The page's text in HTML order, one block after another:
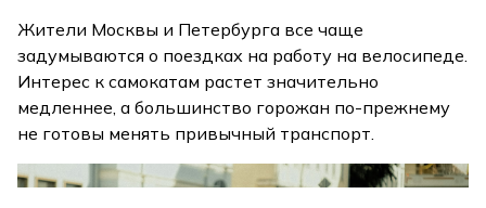
Жители Москвы и Петербурга все чаще
задумываются о поездках на работу на велосипеде.
Интерес к самокатам растет значительно
медленнее, а большинство горожан по-прежнему
не готовы менять привычный транспорт.